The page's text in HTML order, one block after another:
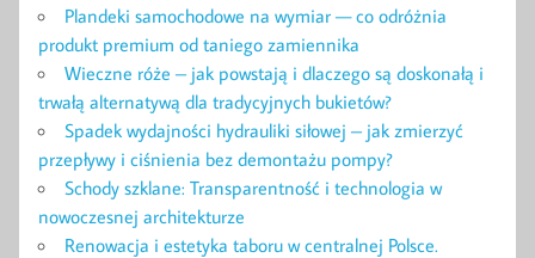
Plandeki samochodowe na wymiar — co odróżnia
produkt premium od taniego zamiennika
Wieczne róże – jak powstają i dlaczego są doskonałą i
trwałą alternatywą dla tradycyjnych bukietów?
Spadek wydajności hydrauliki siłowej – jak zmierzyć
przepływy i ciśnienia bez demontażu pompy?
Schody szklane: Transparentność i technologia w
nowoczesnej architekturze
Renowacja i estetyka taboru w centralnej Polsce.